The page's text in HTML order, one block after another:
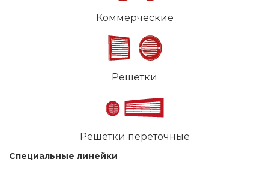
Коммерческие
Решетки
Решетки переточные
Специальные линейки